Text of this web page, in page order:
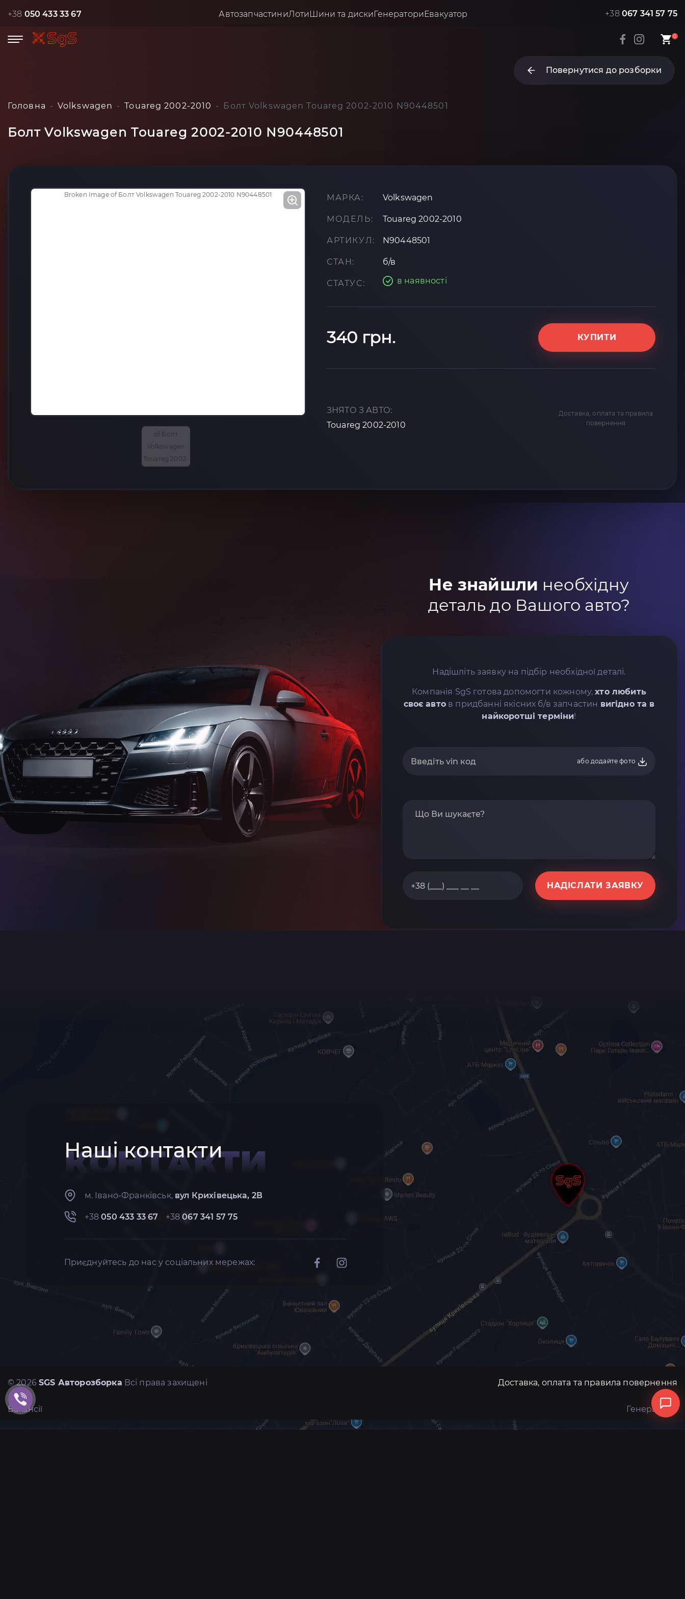
+38 050 433 33 67 АвтозапчастиниЛотиШини та дискиГенераториЕвакуатор +38 067 341 57 75
0
Повернутися до розборки
Головна Volkswagen Touareg 2002-2010 Болт Volkswagen Touareg 2002-2010 N90448501
Болт Volkswagen Touareg 2002-2010 N90448501
МАРКА: Volkswagen
МОДЕЛЬ: Touareg 2002-2010
АРТИКУЛ: N90448501
СТАН: б/в
СТАТУС: в наявності
340 грн. КУПИТИ
ЗНЯТО З АВТО:
Touareg 2002-2010
Доставка, оплата та правила
повернення
Не знайшли необхідну
деталь до Вашого авто?
Надішліть заявку на підбір необхідної деталі.
Компанія SgS готова допомогти кожному,хто любить
своє автов придбанні якісних б/в запчастин вигідно та в
найкоротші терміни!
або додайте фото
НАДІСЛАТИ ЗАЯВКУ
Наші контакти
КОНТАКТИ
м. Івано-Франківськ, вул Крихівецька, 2В
+38050 433 33 67 +38067 341 57 75
Приєднуйтесь до нас у соціальних мережах:
© 2026SGS Авторозборка Всі права захищені Доставка, оплата та правила повернення
Вакансії Генератори